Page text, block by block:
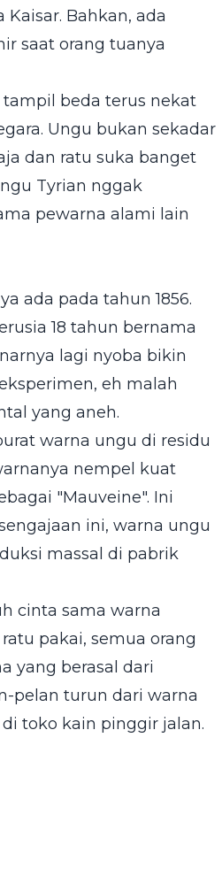
Bahkan, ada
saat orang tuanya
beda terus nekat
Ungu bukan sekadar
dan ratu suka banget
Tyrian nggak
pewarna alami lain
ada pada tahun 1856.
18 tahun bernama
lagi nyoba bikin
eh malah
yang aneh.
warna ungu di residu
nempel kuat
"Mauveine". Ini
ini, warna ungu
massal di pabrik
cinta sama warna
pakai, semua orang
yang berasal dari
pelan turun dari warna
toko kain pinggir jalan.